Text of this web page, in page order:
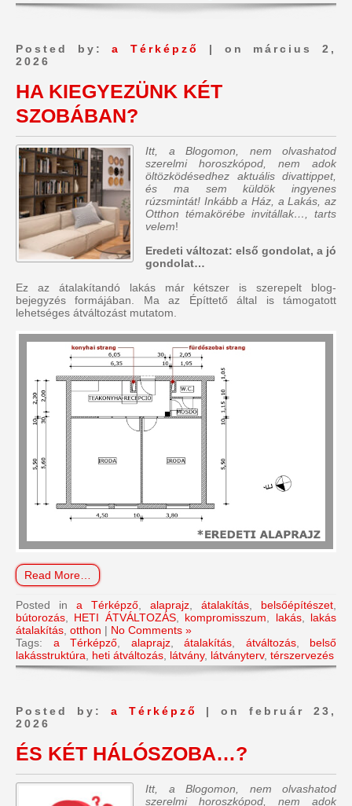
Posted by:a Térképző
| on március 2,
2026
HA KIEGYEZÜNK KÉT
SZOBÁBAN?
Itt, a Blogomon, nem olvashatod
szerelmi horoszkópod, nem adok
öltözködésedhez aktuális divattippet,
és ma sem küldök ingyenes
rúzsmintát! Inkább a Ház, a Lakás, az
Otthon témakörébe invitállak…, tarts
velem!
Eredeti változat: első gondolat, a jó
gondolat…
Ez az átalakítandó lakás már kétszer is szerepelt blog-
bejegyzés formájában. Ma az Építtető által is támogatott
lehetséges átváltozást mutatom.
Read More…
Posted in a Térképző alaprajz átalakítás belsőépítészet
bútorozás
HETI ÁTVÁLTOZÁS, kompromisszum lakás, lakás
átalakítás otthon | No Comments »
Tags: a Térképző alaprajz, átalakítás átváltozás, belső
lakásstruktúra
heti átváltozás látvány, látványterv, térszervezés
Posted by: a Térképző
| on február 23,
2026
ÉS KÉT HÁLÓSZOBA…?
Itt, a Blogomon, nem olvashatod
szerelmi horoszkópod, nem adok